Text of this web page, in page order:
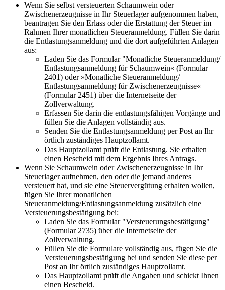
Wenn Sie selbst versteuerten Schaumwein oder
Zwischenerzeugnisse in Ihr Steuerlager aufgenommen haben,
beantragen Sie den Erlass oder die Erstattung der Steuer im
Rahmen Ihrer monatlichen Steueranmeldung. Füllen Sie darin
die Entlastungsanmeldung und die dort aufgeführten Anlagen
aus:
Laden Sie das Formular "Monatliche Steueranmeldung/
Entlastungsanmeldung für Schaumwein« (Formular
2401) oder »Monatliche Steueranmeldung/
Entlastungsanmeldung für Zwischenerzeugnisse«
(Formular 2451) über die Internetseite der
Zollverwaltung.
Erfassen Sie darin die entlastungsfähigen Vorgänge und
füllen Sie die Anlagen vollständig aus.
Senden Sie die Entlastungsanmeldung per Post an Ihr
örtlich zuständiges Hauptzollamt.
Das Hauptzollamt prüft die Entlastung. Sie erhalten
einen Bescheid mit dem Ergebnis Ihres Antrags.
Wenn Sie Schaumwein oder Zwischenerzeugnisse in Ihr
Steuerlager aufnehmen, den oder die jemand anderes
versteuert hat, und sie eine Steuervergütung erhalten wollen,
fügen Sie Ihrer monatlichen
Steueranmeldung/Entlastungsanmeldung zusätzlich eine
Versteuerungsbestätigung bei:
Laden Sie das Formular "Versteuerungsbestätigung"
(Formular 2735) über die Internetseite der
Zollverwaltung.
Füllen Sie die Formulare vollständig aus, fügen Sie die
Versteuerungsbestätigung bei und senden Sie diese per
Post an Ihr örtlich zuständiges Hauptzollamt.
Das Hauptzollamt prüft die Angaben und schickt Ihnen
einen Bescheid.